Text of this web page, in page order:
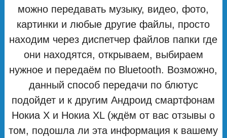
можно передавать музыку, видео, фото,
картинки и любые другие файлы, просто
находим через диспетчер файлов папки где
они находятся, открываем, выбираем
нужное и передаём по Bluetooth. Возможно,
данный способ передачи по блютус
подойдет и к другим Андроид смартфонам
Нокиа X и Нокиа XL (ждём от вас отзывы о
том, подошла ли эта информация к вашему